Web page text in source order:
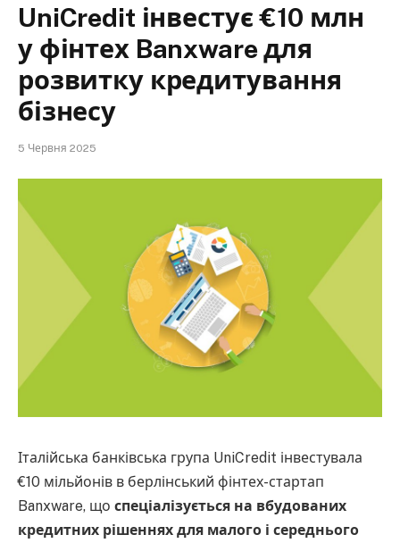
UniCredit інвестує €10 млн
у фінтех Banxware для
розвитку кредитування
бізнесу
5 Червня 2025
Італійська банківська група UniCredit інвестувала
€10 мільйонів в берлінський фінтех-стартап
Banxware, що спеціалізується на вбудованих
кредитних рішеннях для малого і середнього